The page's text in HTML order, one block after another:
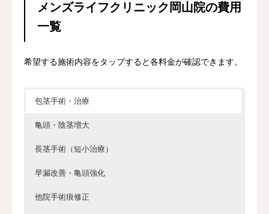
メンズライフクリニック岡山院の費用
一覧
希望する施術内容をタップすると各料金が確認できます。
包茎手術・治療
亀頭・陰茎増大
長茎手術（短小治療）
早漏改善・亀頭強化
他院手術痕修正